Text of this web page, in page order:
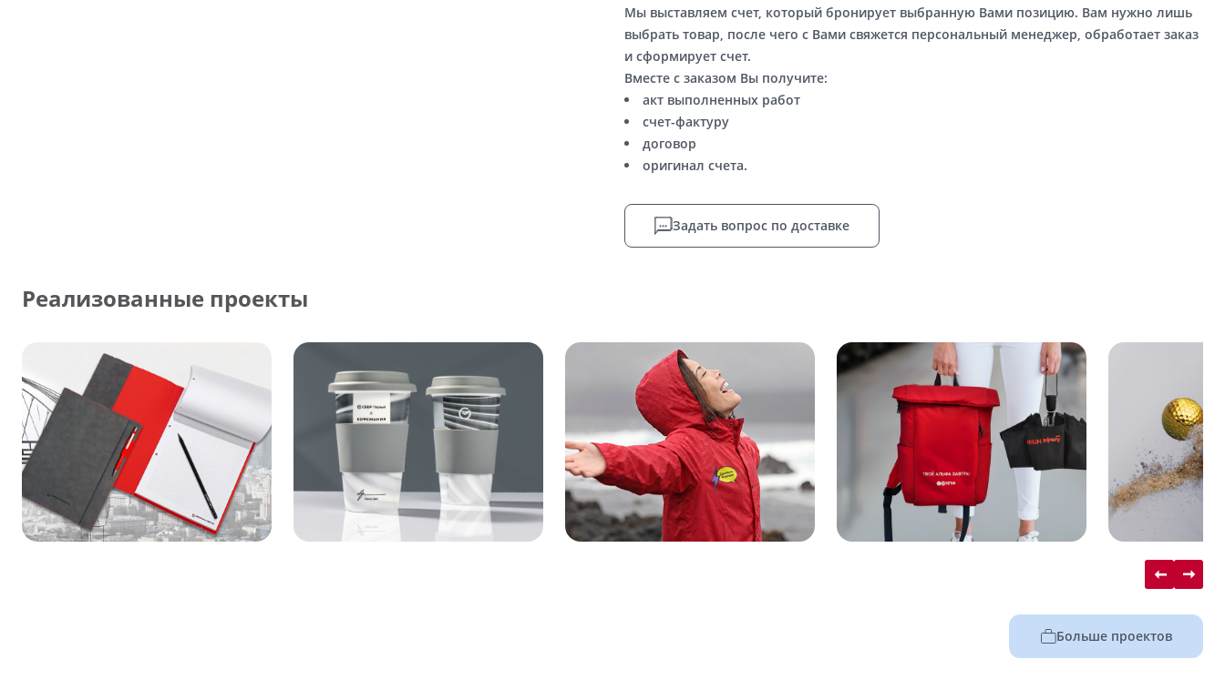
Мы выставляем счет, который бронирует выбранную Вами позицию. Вам нужно лишь
выбрать товар, после чего с Вами свяжется персональный менеджер, обработает заказ
и сформирует счет.
Вместе с заказом Вы получите:
акт выполненных работ
счет-фактуру
договор
оригинал счета.
Задать вопрос по доставке
Реализованные проекты
Больше проектов